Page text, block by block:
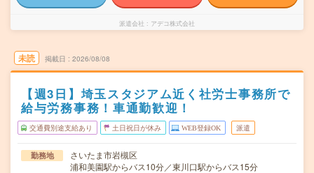
派遣会社 アデコ株式会社
未読 掲載日 2026/08/08
【週3日】埼玉スタジアム近く社労士事務所で
給与労務事務！車通勤歓迎！
交通費別途支給あり 土日祝日が休み WEB登録OK 派遣
勤務地
さいたま市岩槻区
浦和美園駅からバス10分／東川口駅からバス15分